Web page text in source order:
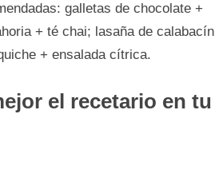
galletas de chocolate +
+ té chai; lasaña de calabacín
+ ensalada cítrica.
el recetario en tu